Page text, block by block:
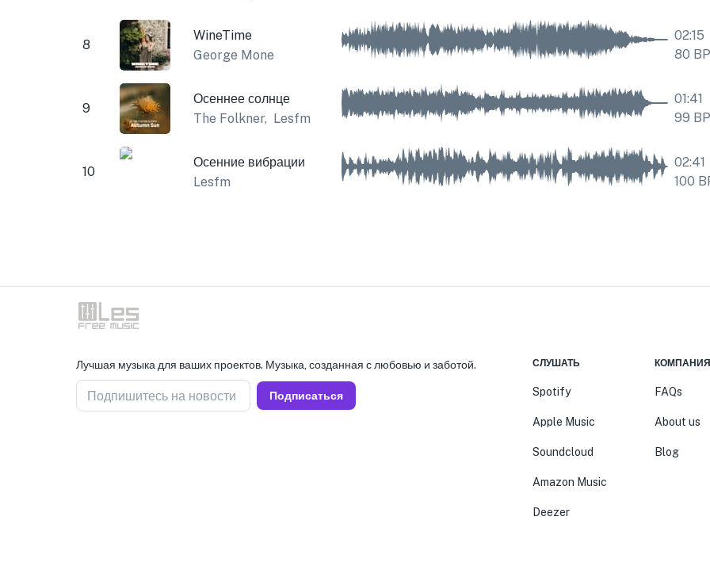
8
WineTime
George Mone
02:15
80
9
Осеннее солнце
The Folkner, Lesfm
01:41
99
10
Осенние вибрации
Lesfm
02:41
100
Лучшая музыка для ваших проектов. Музыка, созданная с любовью и заботой.
Подпишитесь на новости Подписаться
СЛУШАТЬ
Spotify
Apple Music
Soundcloud
Amazon Music
Deezer
КОМПАНИЯ
FAQs
About us
Blog